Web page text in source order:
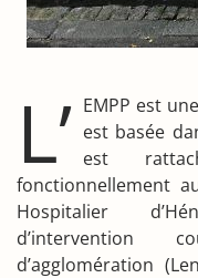
L’ EMPP est
est basée
est
fonctionnellement
Hospitalier
d’intervention
d’agglomération